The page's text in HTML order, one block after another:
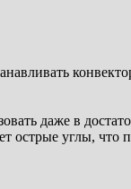
даже в
острые углы, что